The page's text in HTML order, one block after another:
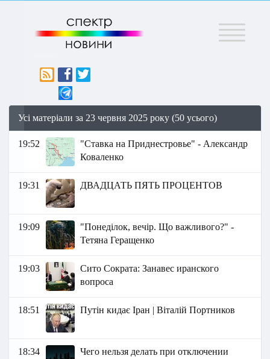
Меню
Усі матеріали за 23 червня 2025 року (50 усього)
19:52
"Ставка на Приднестровье" - Александр
Коваленко
19:31 ДВАДЦАТЬ ПЯТЬ ПРОЦЕНТОВ
19:09
"Понеділок, вечір. Що важливого?" -
Тетяна Геращенко
19:03
Сито Сократа: Занавес иранского
вопроса
18:51 Путін кидає Іран | Віталій Портников
18:34
Чего нельзя делать при отключении